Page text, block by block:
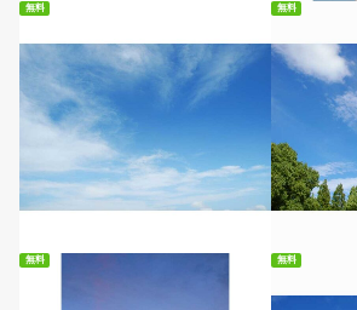
無料
無料ダウンロード
無料
無
無料 無料